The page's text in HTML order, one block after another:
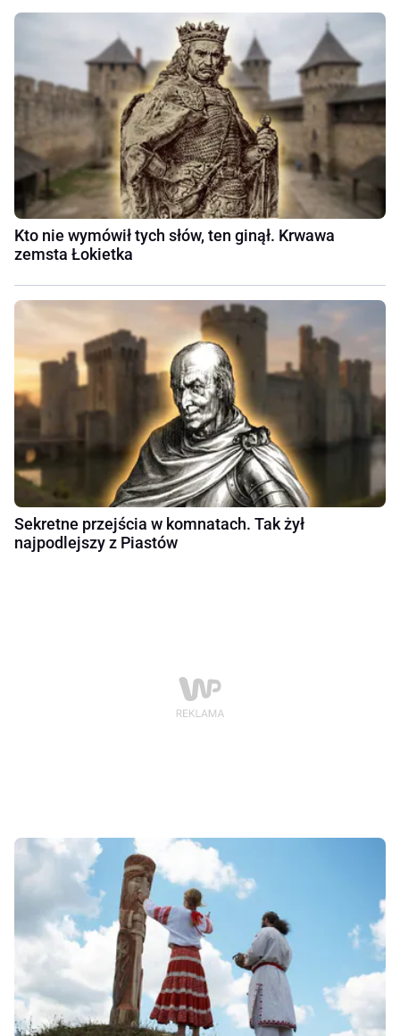
Kto nie wymówił tych słów, ten ginął. Krwawa
zemsta Łokietka
Sekretne przejścia w komnatach. Tak żył
najpodlejszy z Piastów